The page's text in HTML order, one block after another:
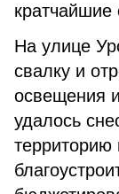
кратчайшие
На улице
свалку и
освещения
удалось